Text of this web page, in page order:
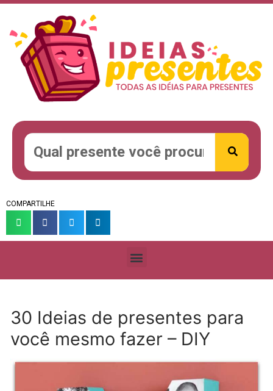
COMPARTILHE
30 Ideias de presentes para
você mesmo fazer – DIY